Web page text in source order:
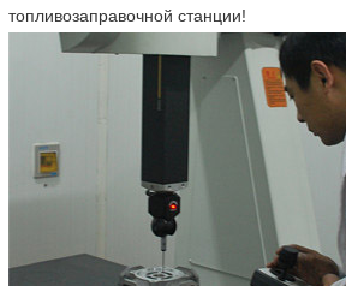
топливозаправочной станции!